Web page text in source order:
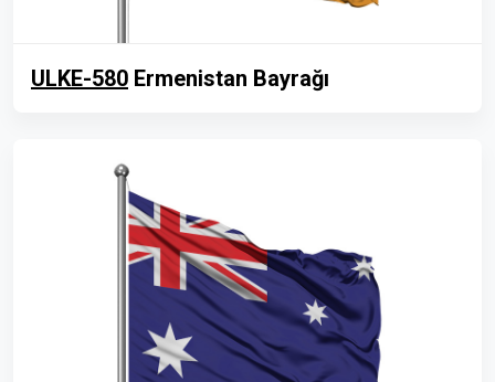
ULKE-580 Ermenistan Bayrağı